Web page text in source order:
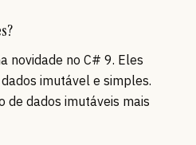
novidade no C# 9. Eles
imutável e simples.
de dados imutáveis mais